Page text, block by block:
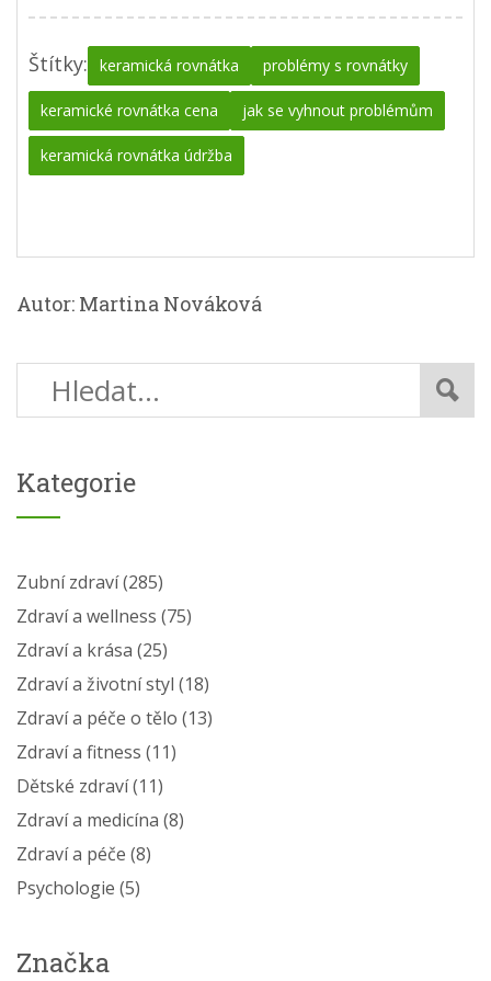
Štítky: keramická rovnátka problémy s rovnátky
keramické rovnátka cena jak se vyhnout problémům
keramická rovnátka údržba
Autor: Martina Nováková
Kategorie
Zubní zdraví(285)
Zdraví a wellness (75)
Zdraví a krása (25)
Zdraví a životní styl (18)
Zdraví a péče o tělo (13)
Zdraví a fitness (11)
Dětské zdraví(11)
Zdraví a medicína (8)
Zdraví a péče (8)
Psychologie (5)
Značka